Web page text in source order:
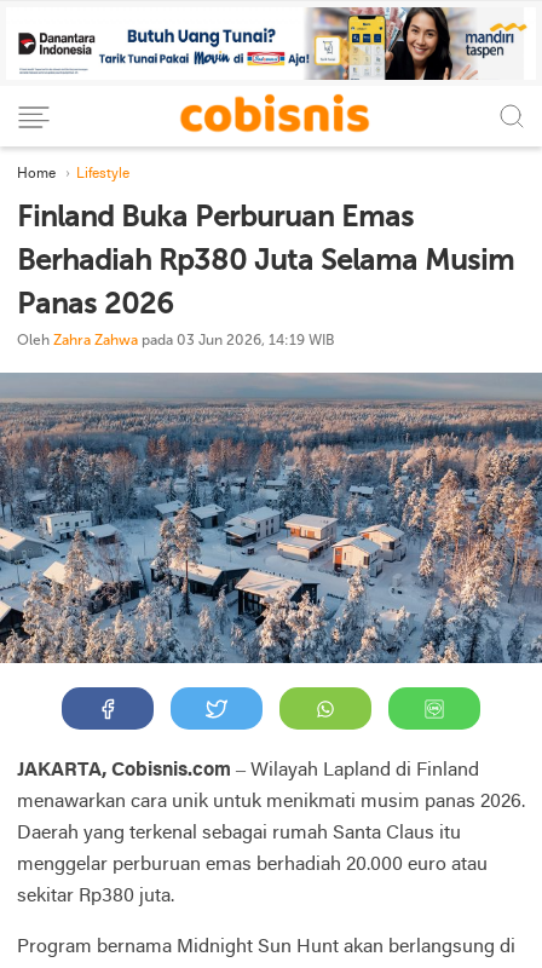
Home Lifestyle
Finland Buka Perburuan Emas
Berhadiah Rp380 Juta Selama Musim
Panas 2026
Oleh Zahra Zahwa pada 03 Jun 2026, 14:19 WIB
JAKARTA, Cobisnis.com – Wilayah Lapland di Finland
menawarkan cara unik untuk menikmati musim panas 2026.
Daerah yang terkenal sebagai rumah Santa Claus itu
menggelar perburuan emas berhadiah 20.000 euro atau
sekitar Rp380 juta.
Program bernama Midnight Sun Hunt akan berlangsung di